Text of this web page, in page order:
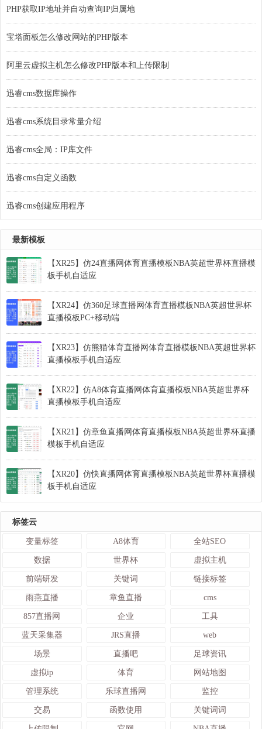
PHP获取IP地址并自动查询IP归属地
宝塔面板怎么修改网站的PHP版本
阿里云虚拟主机怎么修改PHP版本和上传限制
迅睿cms数据库操作
迅睿cms系统目录常量介绍
迅睿cms全局：IP库文件
迅睿cms自定义函数
迅睿cms创建应用程序
最新模板
【XR25】仿24直播网体育直播模板NBA英超世界杯直播模
板手机自适应
【XR24】仿360足球直播网体育直播模板NBA英超世界杯
直播模板PC+移动端
【XR23】仿熊猫体育直播网体育直播模板NBA英超世界杯
直播模板手机自适应
【XR22】仿A8体育直播网体育直播模板NBA英超世界杯
直播模板手机自适应
【XR21】仿章鱼直播网体育直播模板NBA英超世界杯直播
模板手机自适应
【XR20】仿快直播网体育直播模板NBA英超世界杯直播模
板手机自适应
标签云
变量标签 A8体育 全站SEO
数据 世界杯 虚拟主机
前端研发 关键词 链接标签
雨燕直播 章鱼直播 cms
857直播网 企业 工具
蓝天采集器 JRS直播 web
场景 直播吧 足球资讯
虚拟ip 体育 网站地图
管理系统 乐球直播网 监控
交易 函数使用 关键词词